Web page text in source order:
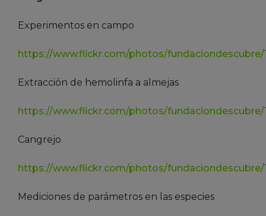
Experimentos en campo
https://www.flickr.com/photos/fundaciondescubre/
Extracción de hemolinfa a almejas
https://www.flickr.com/photos/fundaciondescubre/
Cangrejo
https://www.flickr.com/photos/fundaciondescubre/
Mediciones de parámetros en las especies